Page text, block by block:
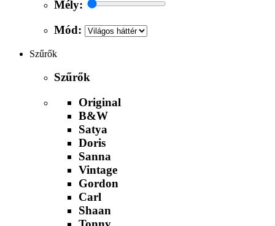
Mély:
Mód:
Szűrők
Szűrők
Original
B&W
Satya
Doris
Sanna
Vintage
Gordon
Carl
Shaan